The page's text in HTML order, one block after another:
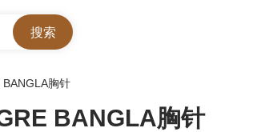
BANGLA胸针
BANGLA胸针